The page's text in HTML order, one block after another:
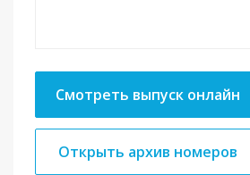
Смотреть выпуск онлайн
Открыть архив номеров